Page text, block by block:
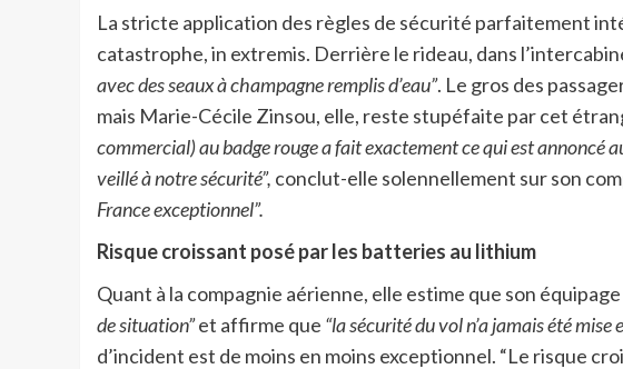
La stricte application des règles de sécurité parfaitement
catastrophe, in extremis. Derrière le rideau, dans
avec des seaux à champagne remplis d’eau”. Le gros des
mais Marie-Cécile Zinsou, elle, reste stupéfaite par cet
commercial) au badge rouge a fait exactement ce qui est annoncé
veillé à notre sécurité”, conclut-elle solennellement sur son
France exceptionnel”.
Risque croissant posé par les batteries au lithium
Quant à la compagnie aérienne, elle estime que son
de situation”et affirme que “la sécurité du vol n’a jamais été mise
d’incident est de moins en moins exceptionnel. “Le risque